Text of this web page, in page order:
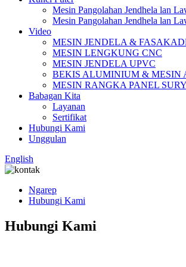
Mesin Pangolahan Jendhela lan
Mesin Pangolahan Jendhela lan
Video
MESIN JENDELA &
MESIN LENGKUNG CNC
MESIN JENDELA UPVC
BEKIS ALUMINIUM & MESIN
MESIN RANGKA PANEL
Babagan Kita
Layanan
Sertifikat
Hubungi Kami
Unggulan
English
Ngarep
Hubungi Kami
Hubungi Kami